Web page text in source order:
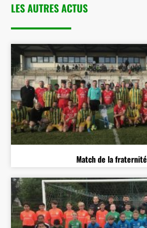
LES AUTRES ACTUS
Match de la fraternité